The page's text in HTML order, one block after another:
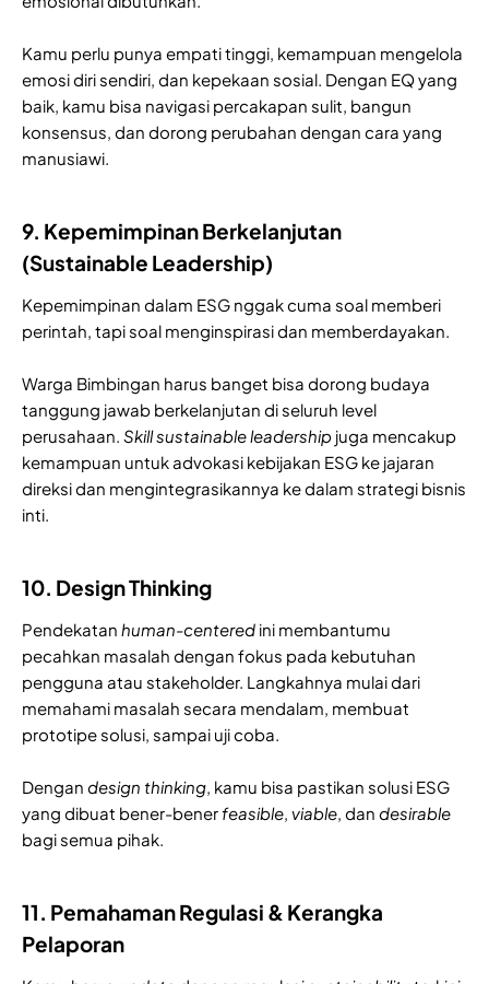
Kamu perlu punya empati tinggi, kemampuan mengelola
emosi diri sendiri, dan kepekaan sosial. Dengan EQ yang
baik, kamu bisa navigasi percakapan sulit, bangun
konsensus, dan dorong perubahan dengan cara yang
manusiawi.
9. Kepemimpinan Berkelanjutan
(Sustainable Leadership)
Kepemimpinan dalam ESG nggak cuma soal memberi
perintah, tapi soal menginspirasi dan memberdayakan.
Warga Bimbingan harus banget bisa dorong budaya
tanggung jawab berkelanjutan di seluruh level
perusahaan. Skillsustainable leadership juga mencakup
kemampuan untuk advokasi kebijakan ESG ke jajaran
direksi dan mengintegrasikannya ke dalam strategi bisnis
inti.
10. Design Thinking
Pendekatan human-centered ini membantumu
pecahkan masalah dengan fokus pada kebutuhan
pengguna atau stakeholder. Langkahnya mulai dari
memahami masalah secara mendalam, membuat
prototipe solusi, sampai uji coba.
Dengan design thinking, kamu bisa pastikan solusi ESG
yang dibuat bener-benerfeasible, viable, dan desirable
bagi semua pihak.
11. Pemahaman Regulasi & Kerangka
Pelaporan